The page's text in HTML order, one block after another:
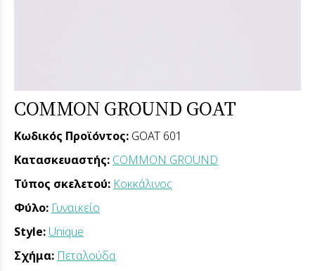
COMMON GROUND GOAT
Κωδικός Προϊόντος: GOAT 601
Κατασκευαστής: COMMON GROUND
Τύπος σκελετού: Κοκκάλινος
Φύλο: Γυναικείο
Style: Unique
Σχήμα: Πεταλούδα